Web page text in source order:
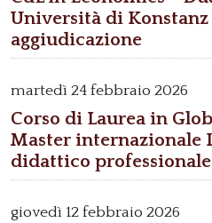
Università di
aggiudicazione
martedì 24 febbraio 2026
Corso di Laurea in
Master internazionale
didattico
giovedì 12 febbraio 2026